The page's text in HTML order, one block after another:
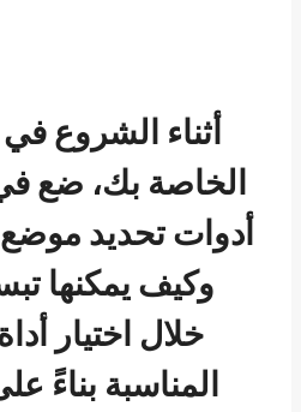
أثناء الشروع
الخاصة بك، ضع في
أدوات تحديد موضع
وكيف يمكنها
خلال اختيار
المناسبة بناءً